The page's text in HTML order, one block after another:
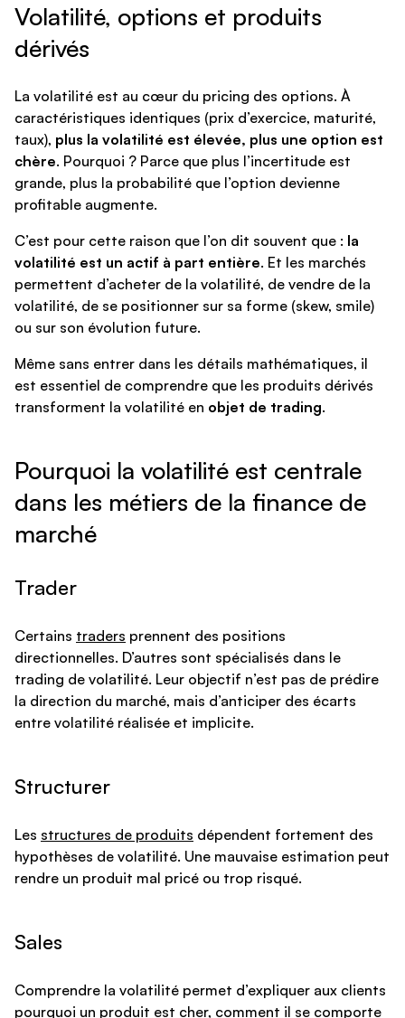
Volatilité, options et produits
dérivés
La volatilité est au cœur du pricing des options. À
caractéristiques identiques (prix d’exercice, maturité,
taux), plus la volatilité est élevée, plus une option est
chère. Pourquoi ? Parce que plus l’incertitude est
grande, plus la probabilité que l’option devienne
profitable augmente.
C’est pour cette raison que l’on dit souvent que : la
volatilité est un actif à part entière. Et les marchés
permettent d’acheter de la volatilité, de vendre de la
volatilité, de se positionner sur sa forme (skew, smile)
ou sur son évolution future.
Même sans entrer dans les détails mathématiques, il
est essentiel de comprendre que les produits dérivés
transforment la volatilité en objet de trading.
Pourquoi la volatilité est centrale
dans les métiers de la finance de
marché
Trader
Certains traders prennent des positions
directionnelles. D’autres sont spécialisés dans le
trading de volatilité. Leur objectif n’est pas de prédire
la direction du marché, mais d’anticiper des écarts
entre volatilité réalisée et implicite.
Structurer
Les structures de produits dépendent fortement des
hypothèses de volatilité. Une mauvaise estimation peut
rendre un produit mal pricé ou trop risqué.
Sales
Comprendre la volatilité permet d’expliquer aux clients
pourquoi un produit est cher, comment il se comporte